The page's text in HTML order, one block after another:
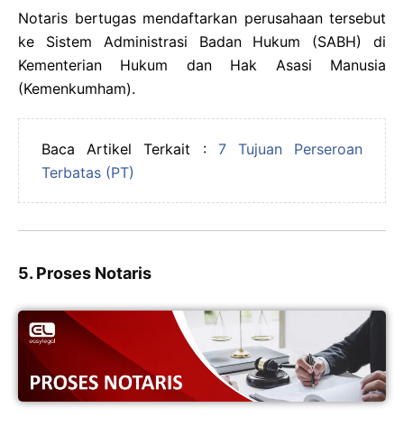
Notaris bertugas mendaftarkan perusahaan tersebut
ke Sistem Administrasi Badan Hukum (SABH) di
Kementerian Hukum dan Hak Asasi Manusia
(Kemenkumham).
Baca Artikel Terkait : 7 Tujuan Perseroan
Terbatas (PT)
5. Proses Notaris